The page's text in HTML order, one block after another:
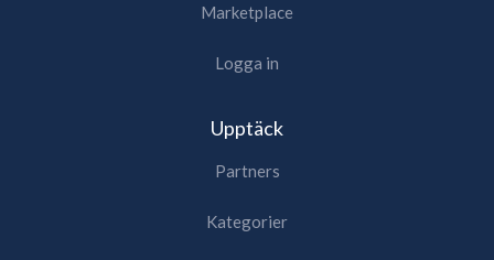
Marketplace
Logga in
Upptäck
Partners
Kategorier